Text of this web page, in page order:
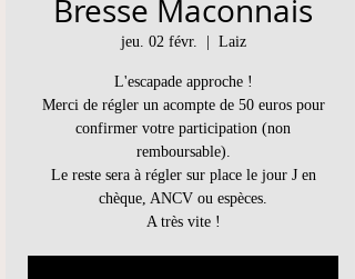
Bresse Maconnais
jeu. 02 févr. Laiz
L'escapade approche !
Merci de régler un acompte de 50 euros pour
confirmer votre participation (non
remboursable).
Le reste sera à régler sur place le jour J en
chèque, ANCV ou espèces.
A très vite !